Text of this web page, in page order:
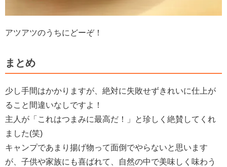
アツアツのうちにどーぞ！
まとめ
少し手間はかかりますが、絶対に失敗せずきれいに仕上が
ること間違いなしですよ！
主人が「これはつまみに最高だ！」と珍しく絶賛してくれ
ました(笑)
キャンプであまり揚げ物って面倒でやらないと思います
が、子供や家族にも喜ばれて、自然の中で美味しく味わう